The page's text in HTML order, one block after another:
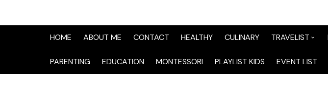
HOME ABOUT ME CONTACT HEALTHY CULINARY TRAVELIST
TraveList
PARENTING EDUCATION MONTESSORI PLAYLIST KIDS EVENT LIST